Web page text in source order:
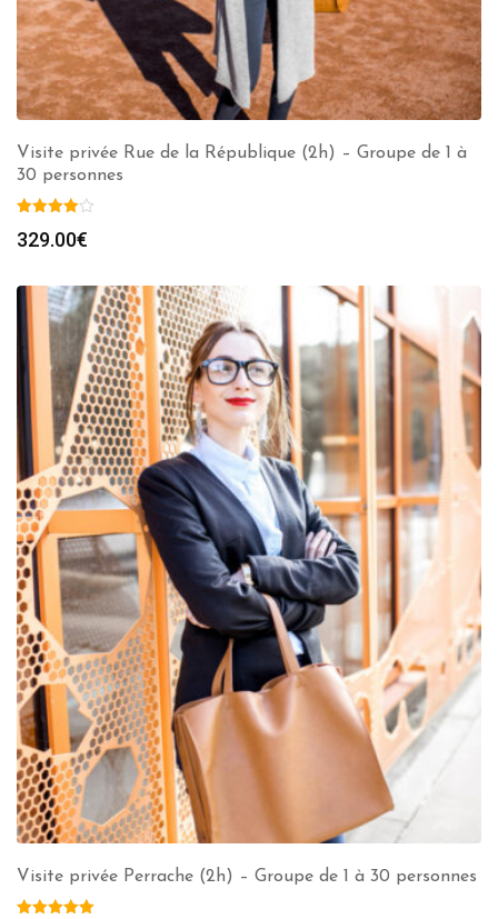
Visite privée Rue de la République (2h) – Groupe de 1 à
30 personnes
329.00€
Visite privée Perrache (2h) – Groupe de 1 à 30 personnes